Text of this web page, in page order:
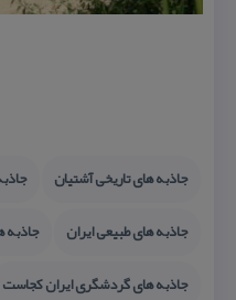
جاذبه های تاریخی آشتیان
جاذبه های طبیعی ایران
جاذبه
جاذبه های گردشگری ایران كجاست